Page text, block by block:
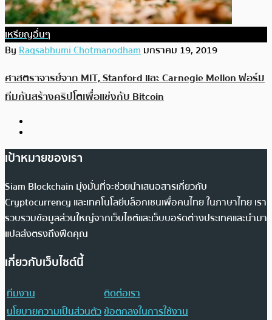
เหรียญอื่นๆ
ByRaqsabhumi Chotmanodhamมกราคม 19, 2019
ศาสตราจารย์จาก MIT, Stanford และ Carnegie Mellon ฟอร์ม
ทีมกันสร้างคริปโตเพื่อแข่งกับ Bitcoin
เป้าหมายของเรา
Siam Blockchain มุ่งมั่นที่จะช่วยนำเสนอสารเกี่ยวกับ
Cryptocurrency และเทคโนโลยีบล็อกเชนเพื่อคนไทย ในภาษาไทย เรา
รวบรวมข้อมูลส่วนใหญ่จากเว็บไซต์และเว็บบอร์ดต่างประเทศและนำมา
แปลส่งตรงถึงฟีดคุณ
เกี่ยวกับเว็บไซต์นี้
ทีมงาน
ติดต่อเรา
นโยบายความเป็นส่วนตัวข้อตกลงในการใช้งาน